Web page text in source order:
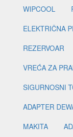
WIPCOOL
ELEKTRIČNA
REZERVOAR
VREĆA ZA
SIGURNOSNI
ADAPTER
MAKITA